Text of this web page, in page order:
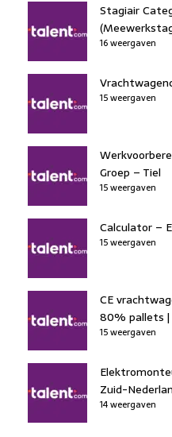
Stagiair
16 weergaven
15 weergaven
Groep – Tiel
15 weergaven
Calculator –
15 weergaven
CE
80% pallets |
15 weergaven
Zuid-
14 weergaven